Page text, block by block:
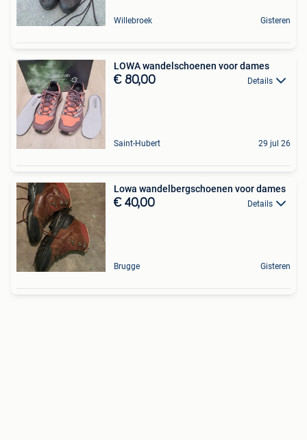
Willebroek Gisteren
LOWA wandelschoenen voor dames
€ 80,00 Details
Saint-Hubert 29 jul 26
Lowa wandelbergschoenen voor dames
€ 40,00 Details
Brugge Gisteren